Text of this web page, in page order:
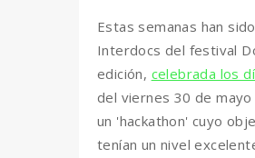
Estas semanas han
Interdocs del festival
edición, celebrada los
del viernes 30 de
un 'hackathon' cuyo
tenían un nivel